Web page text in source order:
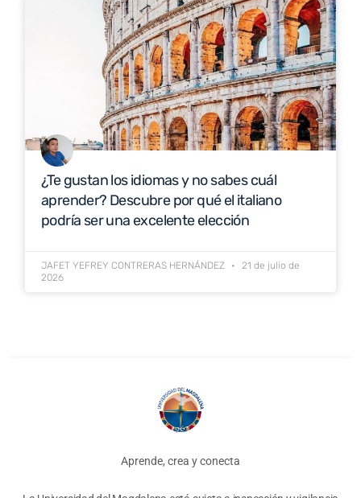
¿Te gustan los idiomas y no sabes cuál
aprender? Descubre por qué el italiano
podría ser una excelente elección
JAFET YEFREY CONTRERAS HERNÁNDEZ
21 de julio de
2026
Aprende, crea y conecta